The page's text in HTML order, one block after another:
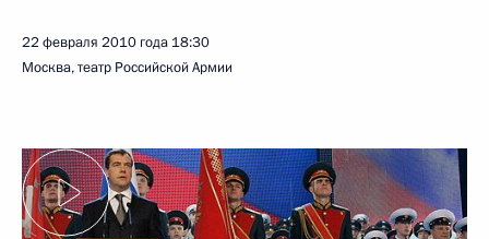
22 февраля 2010 года 18:30
Москва, театр Российской Армии